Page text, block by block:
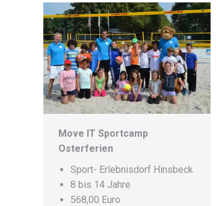
Move IT Sportcamp
Osterferien
Sport- Erlebnisdorf Hinsbeck
8 bis 14 Jahre
568,00 Euro